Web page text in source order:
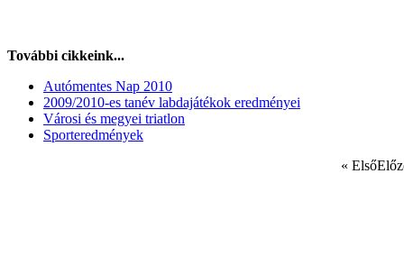
További cikkeink...
Autómentes Nap 2010
2009/2010-es tanév labdajátékok eredményei
Városi és megyei triatlon
Sporteredmények
« Első